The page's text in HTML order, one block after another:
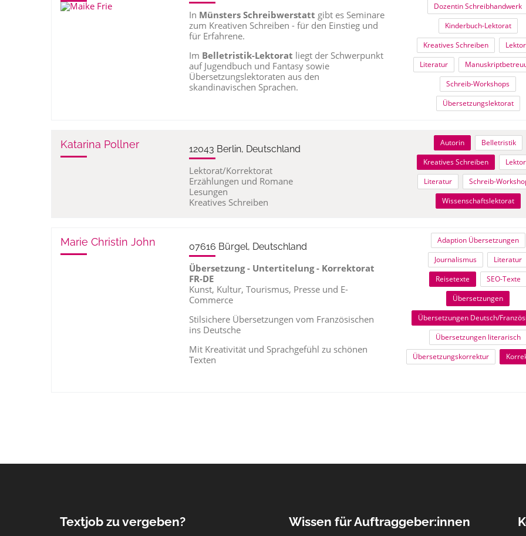
In Münsters Schreibwerstatt gibt es Seminare
zum Kreativen Schreiben - für den Einstieg und
für Erfahrene.
Im Belletristik-Lektorat liegt der Schwerpunkt
auf Jugendbuch und Fantasy sowie
Übersetzungslektoraten aus den
skandinavischen Sprachen.
Dozentin Schreibhandwerk
Kinderbuch-Lektorat
Kreatives Schreiben
Literatur
Schreib-Workshops
Übersetzungslektorat
Katarina Pollner 12043 Berlin, Deutschland
Lektorat/Korrektorat
Erzählungen und Romane
Lesungen
Kreatives Schreiben
Autorin
Belletristik
Kreatives Schreiben
Literatur
Schreib-
Wissenschaftslektorat
Marie Christin John 07616 Bürgel, Deutschland
Übersetzung - Untertitelung - Korrektorat
FR-DE
Kunst, Kultur, Tourismus, Presse und E-
Commerce
Stilsichere Übersetzungen vom Französischen
ins Deutsche
Mit Kreativität und Sprachgefühl zu schönen
Texten
Adaption Übersetzungen
Journalismus
Literatur
Reisetexte
SEO-Texte
Übersetzungen
Übersetzungen Deutsch/
Übersetzungen literarisch
Übersetzungskorrektur
Textjob zu vergeben? Wissen für Auftraggeber:innen